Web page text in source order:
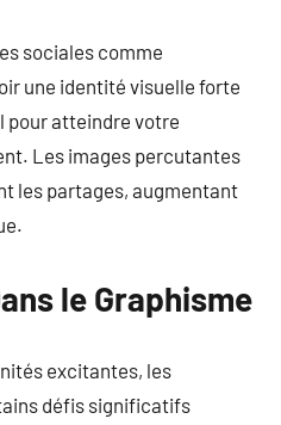
sociales comme
une identité visuelle forte
pour atteindre votre
Les images percutantes
les partages, augmentant
le Graphisme
excitantes, les
défis significatifs